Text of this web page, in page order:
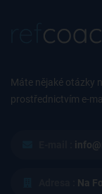
Máte nějaké otázky
prostřednictvím e-
Na